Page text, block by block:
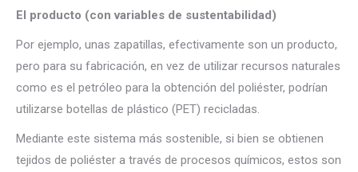
El producto (con variables de sustentabilidad)
Por ejemplo, unas zapatillas, efectivamente son un producto,
pero para su fabricación, en vez de utilizar recursos naturales
como es el petróleo para la obtención del poliéster, podrían
utilizarse botellas de plástico (PET) recicladas.
Mediante este sistema más sostenible, si bien se obtienen
tejidos de poliéster a través de procesos químicos, estos son